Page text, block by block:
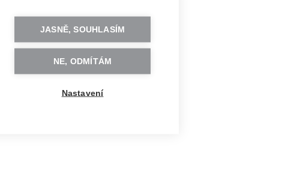
JASNĚ, SOUHLASÍM
NE, ODMÍTÁM
Nastavení